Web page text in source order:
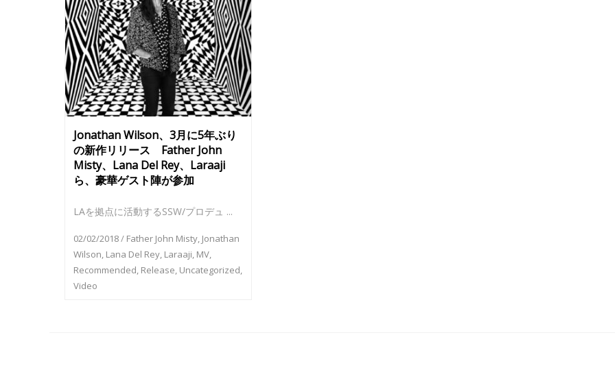
Jonathan Wilson、3月に5年ぶり
の新作リリース Father John
Misty、Lana Del Rey、Laraaji
ら、豪華ゲスト陣が参加
LAを拠点に活動するSSW/プロデュ ...
02/02/2018/ Father John Misty, Jonathan
Wilson, Lana Del Rey, Laraaji, MV,
Recommended, Release, Uncategorized,
Video